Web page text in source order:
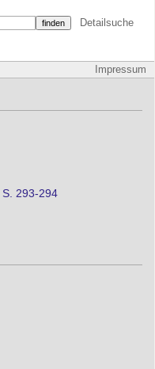
Detailsuche
Impressum
293-294